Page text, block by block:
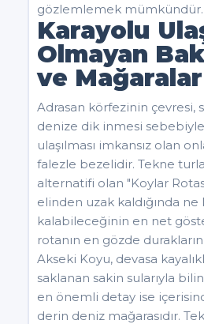
gözlemlemek mümkündür.
Karayolu
Olmayan
ve Mağaralar
Adrasan körfezinin çevresi,
denize dik inmesi
ulaşılması imkansız olan
falezle bezelidir. Tekne
alternatifi olan "Koylar
elinden uzak kaldığında ne
kalabileceğinin en net
rotanın en gözde
Akseki Koyu, devasa
saklanan sakin sularıyla
en önemli detay ise
derin deniz mağarasıdır.